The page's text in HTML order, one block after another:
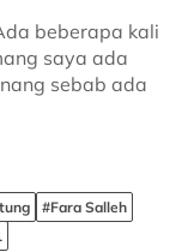
beberapa kali
saya ada
sebab ada
#Fara Salleh